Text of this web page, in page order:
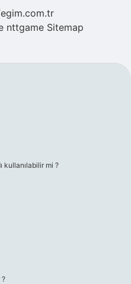
nttgame Sitemap
kullanılabilir mi ?
?